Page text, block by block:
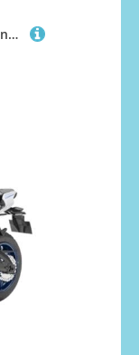
RHUIMEI for 1/12 Apulia Racing Legierung Motorrad Modell Lenkung Multi-Funktion Kinder Metall Spielzeug Sammlung Ornamente Exquisite(Silver)